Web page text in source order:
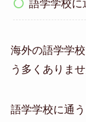
語学学校に
海外の語学学
う多くありませ
語学学校に通